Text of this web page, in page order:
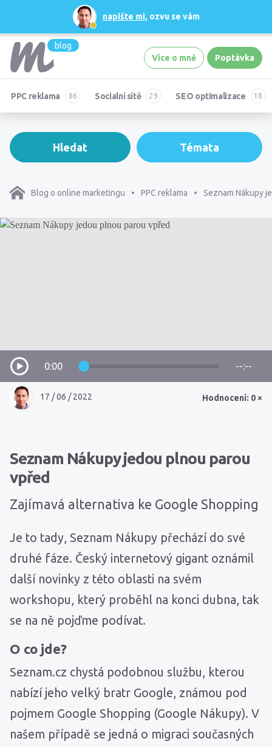
napište mi, ozvu se vám
blog
Více o mně
Poptávka
PPC reklama Socialní sítě SEO optimalizace
Blog o online marketingu PPC reklama Seznam Nákupy
17 / 06 / 2022 Hodnocení: 0 ×
0:00 --:--
Seznam Nákupy jedou plnou parou
vpřed
Zajímavá alternativa ke Google Shopping
Je to tady, Seznam Nákupy přechází do své
druhé fáze. Český internetový gigant oznámil
další novinky z této oblasti na svém
workshopu, který proběhl na konci dubna, tak
se na ně pojďme podívat.
O co jde?
Seznam.cz chystá podobnou službu, kterou
nabízí jeho velký bratr Google, známou pod
pojmem Google Shopping (Google Nákupy). V
našem případě se jedná o migraci současných
Hledat Témata